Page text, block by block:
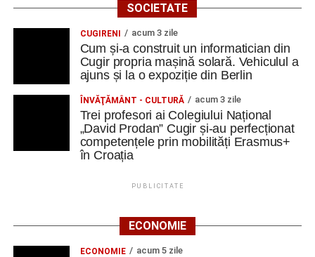
SOCIETATE
CUGIRENI acum 3 zile
Cum și-a construit un informatician din
Cugir propria mașină solară. Vehiculul a
ajuns și la o expoziție din Berlin
ÎNVĂŢĂMÂNT - CULTURĂ acum 3 zile
Trei profesori ai Colegiului Național
„David Prodan” Cugir și-au perfecționat
competențele prin mobilități Erasmus+
în Croația
PUBLICITATE
ECONOMIE
ECONOMIE acum 5 zile